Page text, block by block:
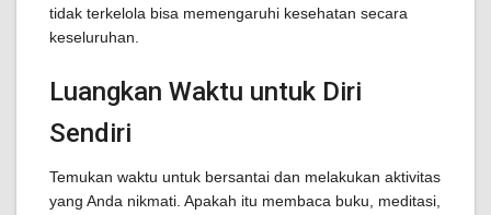
tidak terkelola bisa memengaruhi kesehatan secara
keseluruhan.
Luangkan Waktu untuk Diri
Sendiri
Temukan waktu untuk bersantai dan melakukan aktivitas
yang Anda nikmati. Apakah itu membaca buku, meditasi,